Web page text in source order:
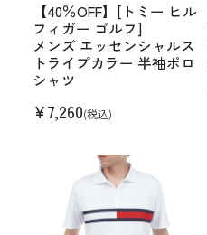
【40％OFF】[トミー ヒル
フィガー ゴルフ]
メンズ エッセンシャルス
トライプカラー 半袖ポロ
シャツ
¥7,260(税込)